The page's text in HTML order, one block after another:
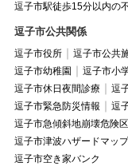
逗子市駅徒歩15分以内の
逗子市公共関係
逗子市役所 逗子市公共
逗子市幼稚園
逗子市小
逗子市休日夜間診療
逗
逗子市緊急防災情報
逗
逗子市急傾斜地崩壊危険
逗子市津波ハザードマップ
逗子市空き家バンク